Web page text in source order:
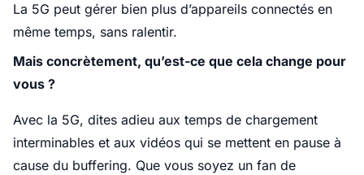
La 5G peut gérer bien plus d’appareils connectés en
même temps, sans ralentir.
Mais concrètement, qu’est-ce que cela change pour
vous ?
Avec la 5G, dites adieu aux temps de chargement
interminables et aux vidéos qui se mettent en pause à
cause du buffering. Que vous soyez un fan de